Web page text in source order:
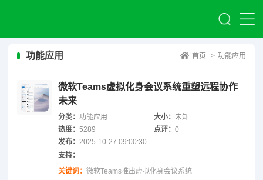
功能应用 首页 > 功能应用
微软Teams虚拟化身会议系统重塑远程协作
未来
分类： 功能应用 大小：未知
热度： 5289 点评：0
发布： 2025-10-27 09:00:30
支持：
关键词： 微软Teams推出虚拟化身会议系统